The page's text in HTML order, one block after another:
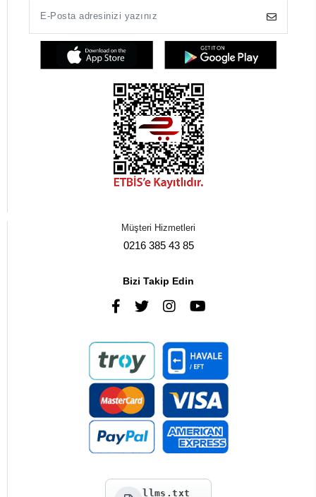
Müşteri Hizmetleri
0216 385 43 85
Bizi Takip Edin
llms.txt